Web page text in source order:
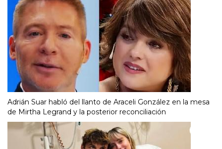
Adrián Suar habló del llanto de Araceli González en la mesa
de Mirtha Legrand y la posterior reconciliación